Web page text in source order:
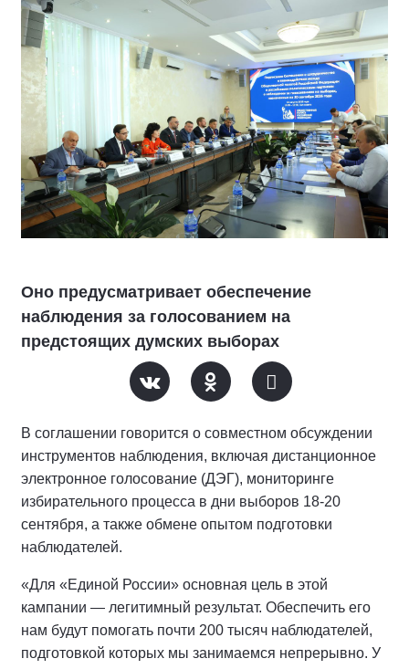
Оно предусматривает обеспечение
наблюдения за голосованием на
предстоящих думских выборах
В соглашении говорится о совместном обсуждении
инструментов наблюдения, включая дистанционное
электронное голосование (ДЭГ), мониторинге
избирательного процесса в дни выборов 18-20
сентября, а также обмене опытом подготовки
наблюдателей.
«Для «Единой России» основная цель в этой
кампании — легитимный результат. Обеспечить его
нам будут помогать почти 200 тысяч наблюдателей,
подготовкой которых мы занимаемся непрерывно. У